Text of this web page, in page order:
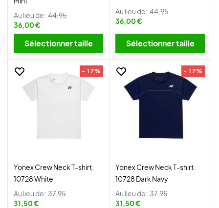
Au lieu de: 44,95
36,00 €
Sélectionner taille
Au lieu de: 44,95
36,00 €
Sélectionner taille
- 17%
Yonex Crew Neck T-shirt
10728 White
Au lieu de: 37,95
31,50 €
- 17%
Yonex Crew Neck T-shirt
10728 Dark Navy
Au lieu de: 37,95
31,50 €